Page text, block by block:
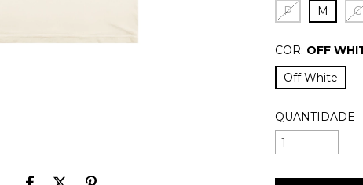
P
M G
COR: OFF
Off White
QUANTIDADE